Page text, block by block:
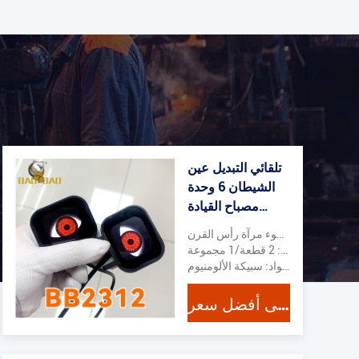
تلقائي التبديل عين
الشيطان 6 وحدة
مصباح القيادة
مصباح القيادة
الدراجة الدينار
الديكور قطع الغيار
للدراجة النارية
للسيارة النارية
احصل على أفضل سعر